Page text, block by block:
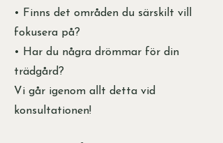
• Finns det områden du särskilt vill
fokusera på?
• Har du några drömmar för din
trädgård?
Vi går igenom allt detta vid
konsultationen!